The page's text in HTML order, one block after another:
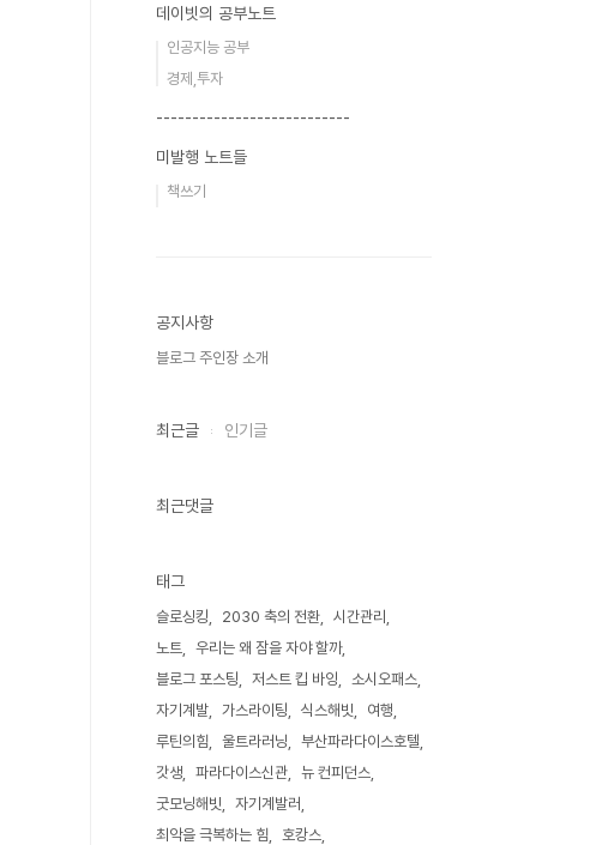
데이빗의 공부노트
인공지능 공부
경제,투자
---------------------------
미발행 노트들
책쓰기
공지사항
블로그 주인장 소개
최근글 인기글
최근댓글
태그
슬로싱킹 2030 축의 전환
시간관리
노트
우리는 왜 잠을 자야 할까
블로그 포스팅
저스트 킵 바잉
소시오패스
자기계발
가스라이팅 식스해빗
여행
루틴의힘
울트라러닝
부산파라다이스호텔
갓생
파라다이스신관
뉴 컨피던스
굿모닝해빗
자기계발러
최악을 극복하는 힘
호캉스